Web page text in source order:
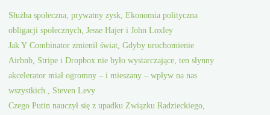
Służba społeczna, prywatny zysk, Ekonomia polityczna
obligacji społecznych, Jesse Hajer i John Loxley
Jak Y Combinator zmienił świat, Gdyby uruchomienie
Airbnb, Stripe i Dropbox nie było wystarczające, ten słynny
akcelerator miał ogromny – i mieszany – wpływ na nas
wszystkich., Steven Levy
Czego Putin nauczył się z upadku Związku Radzieckiego,